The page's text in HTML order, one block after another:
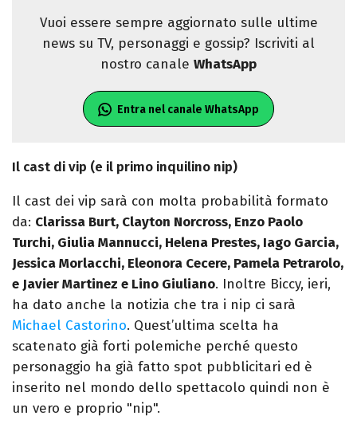
Vuoi essere sempre aggiornato sulle ultime
news su TV, personaggi e gossip? Iscriviti al
nostro canale WhatsApp
Entra nel canale WhatsApp
Il cast di vip (e il primo inquilino nip)
Il cast dei vip sarà con molta probabilità formato
da: Clarissa Burt, Clayton Norcross, Enzo Paolo
Turchi, Giulia Mannucci, Helena Prestes, Iago Garcia,
Jessica Morlacchi, Eleonora Cecere, Pamela Petrarolo,
e Javier Martinez e Lino Giuliano. Inoltre Biccy, ieri,
ha dato anche la notizia che tra i nip ci sarà
Michael Castorino. Quest’ultima scelta ha
scatenato già forti polemiche perché questo
personaggio ha già fatto spot pubblicitari ed è
inserito nel mondo dello spettacolo quindi non è
un vero e proprio "nip".